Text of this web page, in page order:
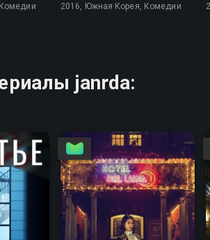
2016, Южная Корея, Комедии
janrda: